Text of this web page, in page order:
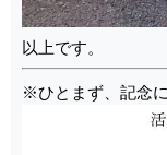
以上です。
※ひとまず、記念